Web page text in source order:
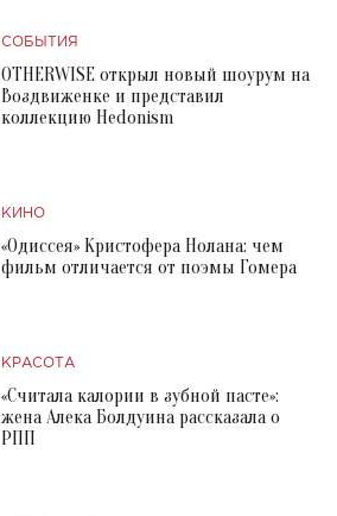
СОБЫТИЯ
OTHERWISE открыл новый шоурум на
Воздвиженке и представил
коллекцию Hedonism
КИНО
«Одиссея» Кристофера Нолана: чем
фильм отличается от поэмы Гомера
КРАСОТА
«Считала калории в зубной пасте»:
жена Алека Болдуина рассказала о
РПП